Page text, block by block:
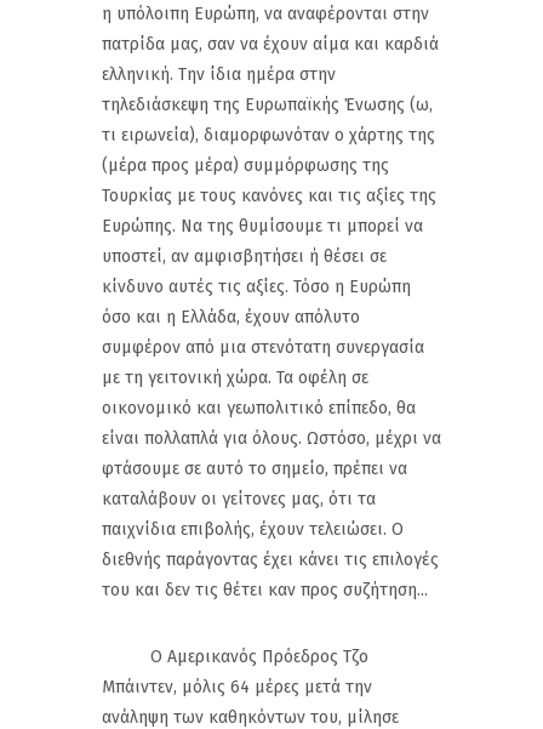
η υπόλοιπη Ευρώπη, να αναφέρονται στην
πατρίδα μας, σαν να έχουν αίμα και καρδιά
ελληνική. Την ίδια ημέρα στην
τηλεδιάσκεψη της Ευρωπαϊκής Ένωσης (ω,
τι ειρωνεία), διαμορφωνόταν ο χάρτης της
(μέρα προς μέρα) συμμόρφωσης της
Τουρκίας με τους κανόνες και τις αξίες της
Ευρώπης. Να της θυμίσουμε τι μπορεί να
υποστεί, αν αμφισβητήσει ή θέσει σε
κίνδυνο αυτές τις αξίες. Τόσο η Ευρώπη
όσο και η Ελλάδα, έχουν απόλυτο
συμφέρον από μια στενότατη συνεργασία
με τη γειτονική χώρα. Τα οφέλη σε
οικονομικό και γεωπολιτικό επίπεδο, θα
είναι πολλαπλά για όλους. Ωστόσο, μέχρι να
φτάσουμε σε αυτό το σημείο, πρέπει να
καταλάβουν οι γείτονες μας, ότι τα
παιχνίδια επιβολής, έχουν τελειώσει. Ο
διεθνής παράγοντας έχει κάνει τις επιλογές
του και δεν τις θέτει καν προς συζήτηση...
Ο Αμερικανός Πρόεδρος Τζο
Μπάιντεν, μόλις 64 μέρες μετά την
ανάληψη των καθηκόντων του, μίλησε